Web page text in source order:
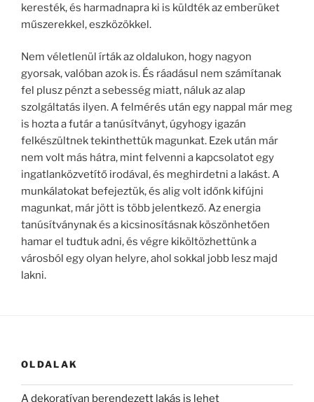
keresték, és harmadnapra ki is küldték az emberüket
műszerekkel, eszközökkel.
Nem véletlenül írták az oldalukon, hogy nagyon
gyorsak, valóban azok is. És ráadásul nem számítanak
fel plusz pénzt a sebesség miatt, náluk az alap
szolgáltatás ilyen. A felmérés után egy nappal már meg
is hozta a futár a tanúsítványt, úgyhogy igazán
felkészültnek tekinthettük magunkat. Ezek után már
nem volt más hátra, mint felvenni a kapcsolatot egy
ingatlanközvetítő irodával, és meghirdetni a lakást. A
munkálatokat befejeztük, és alig volt időnk kifújni
magunkat, már jött is több jelentkező. Az energia
tanúsítványnak és a kicsinosításnak köszönhetően
hamar el tudtuk adni, és végre kiköltözhettünk a
városból egy olyan helyre, ahol sokkal jobb lesz majd
lakni.
OLDALAK
A dekoratívan berendezett lakás is lehet